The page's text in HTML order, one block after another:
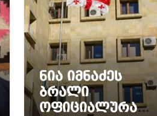
ნია იმნაძეს
ბრალი
ოფიციალურად